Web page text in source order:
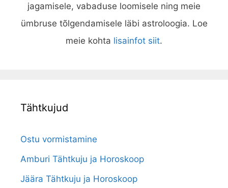
jagamisele, vabaduse loomisele ning meie
ümbruse tõlgendamisele läbi astroloogia. Loe
meie kohta lisainfot siit.
Tähtkujud
Ostu vormistamine
Amburi Tähtkuju ja Horoskoop
Jäära Tähtkuju ja Horoskoop